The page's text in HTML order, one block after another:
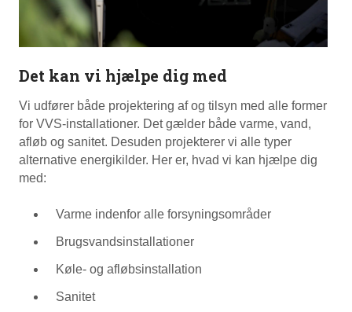
Det kan vi hjælpe dig med
Vi udfører både projektering af og tilsyn med alle former
for VVS-installationer. Det gælder både varme, vand,
afløb og sanitet. Desuden projekterer vi alle typer
alternative energikilder. Her er, hvad vi kan hjælpe dig
med:
Varme indenfor alle forsyningsområder
Brugsvandsinstallationer
Køle- og afløbsinstallation
Sanitet